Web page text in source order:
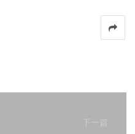
下一篇